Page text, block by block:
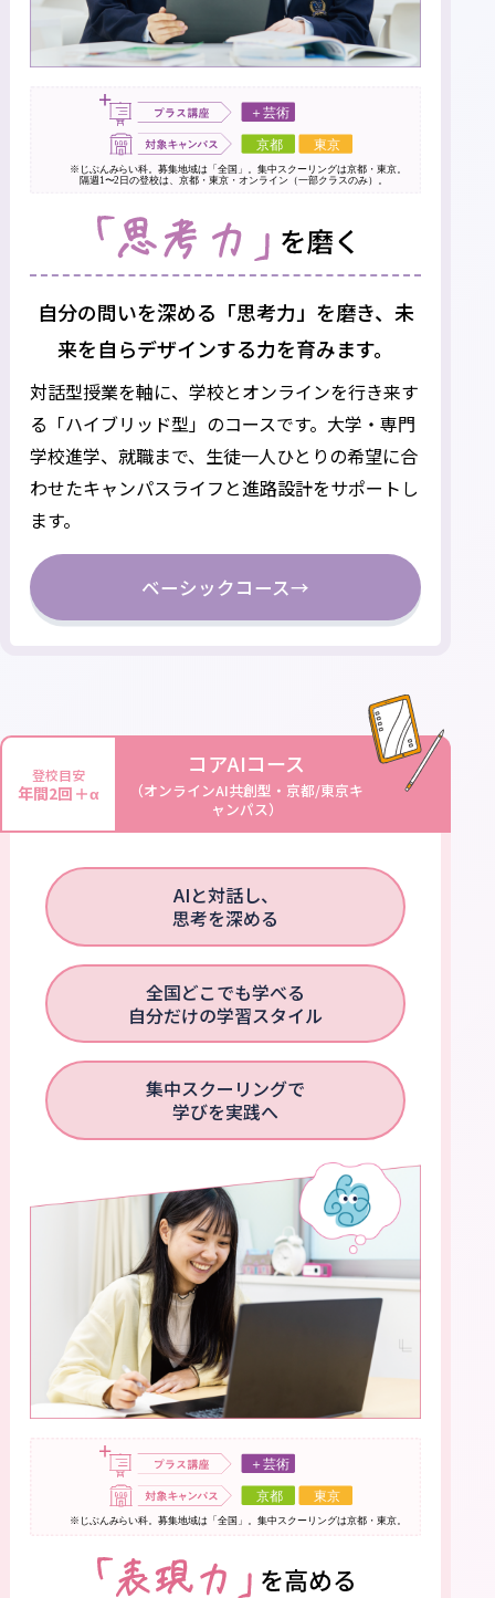
自分の問いを深める「思考力」を磨き、 未
来を自らデザインする力を育みます。
対話型授業を軸に、学校とオンラインを行き来す
る「ハイブリッド型」のコースです。 大学・専門
学校進学、就職まで、生徒一人ひとりの希望に合
わせたキャンパスライフと進路設計をサポートし
ます。
ベーシックコース→
登校目安
年間2回＋α
コアAIコース
（オンラインAI共創型・京都/東京キ
ャンパス）
AIと対話し、
思考を深める
全国どこでも学べる
自分だけの学習スタイル
集中スクーリングで
学びを実践へ